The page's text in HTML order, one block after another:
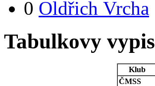
0 Oldřich Vrcha
Tabulkovy vypis
Klub
ČMSS